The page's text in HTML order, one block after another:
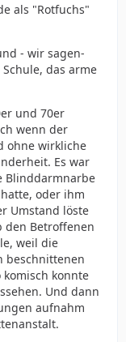
als "Rotfuchs"
- wir sagen-
das arme
und 70er
wenn der
ohne wirkliche
Es war
Blinddarmnarbe
oder ihm
Umstand löste
den Betroffenen
weil die
beschnittenen
komisch konnte
Und dann
aufnahm